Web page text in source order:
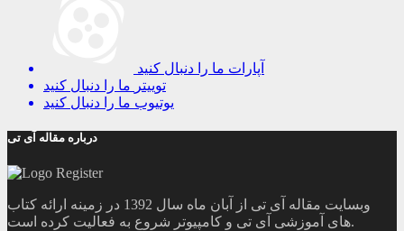
آپارات ما را دنبال کنید
توییتر ما را دنبال کنید
یوتیوب ما را دنبال کنید
درباره مقاله آی تی
وبسایت مقاله آی تی از آبان ماه سال 1392 در زمینه ارائه کتاب
های آموزشی آی تی و کامپیوتر شروع به فعالیت کرده است.